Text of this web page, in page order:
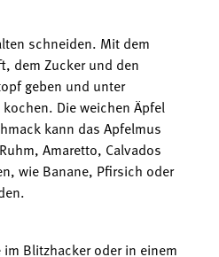
schneiden. Mit dem
dem Zucker und den
geben und unter
Die weichen Äpfel
kann das Apfelmus
Amaretto, Calvados
wie Banane, Pfirsich oder
im Blitzhacker oder in einem